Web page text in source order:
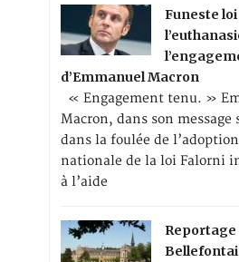
Funeste
d’Emmanuel Macron
« Engagement tenu. »
Macron, dans son message
dans la foulée de
nationale de la loi Falorni
à l’aide
Reportage